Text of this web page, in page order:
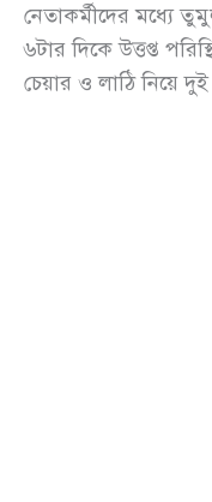
নেতাকর্মীদের মধ্যে
৬টার দিকে উত্তপ্ত
চেয়ার ও লাঠি নিয়ে